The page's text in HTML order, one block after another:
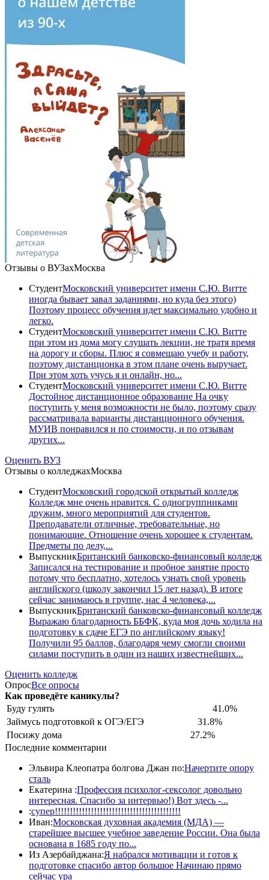
Отзывы о ВУЗахМосква
СтудентМосковский университет имени С.Ю. Витте
иногда бывает завал заданиями, но куда без этого)
Поэтому процесс обучения идет максимально удобно и
легко.
СтудентМосковский университет имени С.Ю. Витте
при этом из дома могу слушать лекции, не тратя время
на дорогу и сборы. Плюс я совмещаю учебу и работу,
поэтому дистанционка в этом плане очень выручает.
При этом хоть учусь я и онлайн, но...
СтудентМосковский университет имени С.Ю. Витте
Достойное дистанционное образование На очку
поступить у меня возможности не было, поэтому сразу
рассматривала варианты дистанционного обучения.
МУИВ понравился и по стоимости, и по отзывам
других...
Оценить ВУЗ
Отзывы о колледжахМосква
СтудентМосковский городской открытый колледж
Колледж мне очень нравится. С одногруппниками
дружим, много мероприятий для студентов.
Преподаватели отличные, требовательные, но
понимающие. Отношение очень хорошее к студентам.
Предметы по делу,...
ВыпускникБританский банковско-финансовый колледж
Записался на тестирование и пробное занятие просто
потому что бесплатно, хотелось узнать свой уровень
английского (школу закончил 15 лет назад). В итоге
сейчас занимаюсь в группе, нас 4 человека,...
ВыпускникБританский банковско-финансовый колледж
Выражаю благодарность ББФК, куда моя дочь ходила на
подготовку к сдаче ЕГЭ по английскому языку!
Получили 95 баллов, благодаря чему смогли своими
силами поступить в один из наших известнейших...
Оценить колледж
ОпросВсе опросы
Как проведёте каникулы?
Буду гулять
41.0%
Займусь подготовкой к ОГЭ/ЕГЭ
31.8%
Посижу дома
27.2%
Последние комментарии
Эльвира Клеопатра болгова Джан по:Начертите опору
сталь
Екатерина :Профессия психолог-сексолог довольно
интересная. Спасибо за интервью!) Вот здесь -...
:супер!!!!!!!!!!!!!!!!!!!!!!!!!!!!!!!!!!!!!!!!!!
Иван:Московская духовная академия (МДА) —
старейшее высшее учебное заведение России. Она была
основана в 1685 году по...
Из Азербайджана:Я набрался мотивации и готов к
подготовке спасибо автор большое Начинаю прямо
сейчас ура